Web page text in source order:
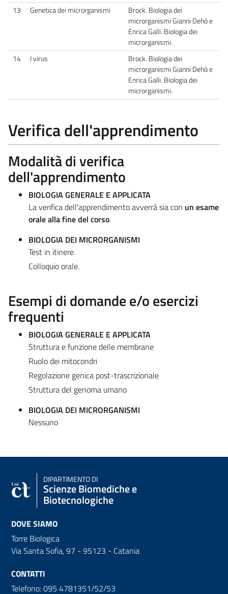
13
Genetica dei microrganismi
Brock. Biologia dei
microrganismi Gianni Dehò e
Enrica Galli. Biologia dei
microrganismi.
14
I virus
Brock. Biologia dei
microrganismi Gianni Dehò e
Enrica Galli. Biologia dei
microrganismi.
Verifica dell'apprendimento
Modalità di verifica
dell'apprendimento
BIOLOGIA GENERALE E APPLICATA
La verifica dell'apprendimento avverrà sia con un esame
orale alla fine del corso.
BIOLOGIA DEI MICRORGANISMI
Test in itinere.
Colloquio orale.
Esempi di domande e/o esercizi
frequenti
BIOLOGIA GENERALE E APPLICATA
Struttura e funzione delle membrane
Ruolo dei mitocondri
Regolazione genica post-trascrizionale
Struttura del genoma umano
BIOLOGIA DEI MICRORGANISMI
Nessuno
DIPARTIMENTO DI
Scienze Biomediche e
Biotecnologiche
DOVE SIAMO
Torre Biologica
Via Santa Sofia, 97 - 95123 - Catania
CONTATTI
Telefono: 095 4781351/52/53